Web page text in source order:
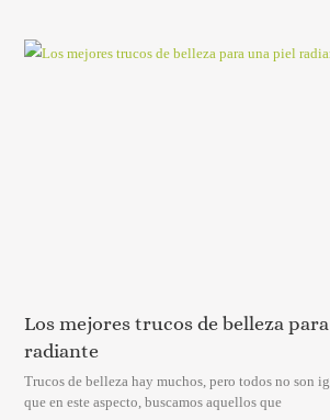
Los mejores trucos de belleza
radiante
Trucos de belleza hay muchos, pero todos no son
que en este aspecto, buscamos aquellos que